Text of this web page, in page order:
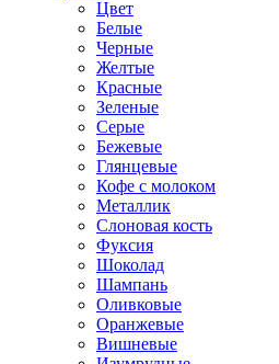
Цвет
Белые
Черные
Желтые
Красные
Зеленые
Серые
Бежевые
Глянцевые
Кофе с молоком
Металлик
Слоновая кость
Фуксия
Шоколад
Шампань
Оливковые
Оранжевые
Вишневые